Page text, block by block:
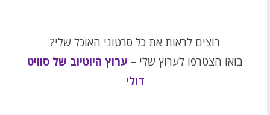
רוצים לראות את כל סרטוני האוכל שלי?
בואו הצטרפו לערוץ שלי – ערוץ היוטיוב של סוויט
דולי